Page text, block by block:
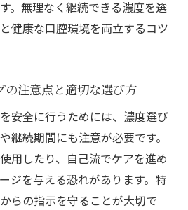
。無理なく継続できる濃度を選
健康な口腔環境を両立するコツ
の注意点と適切な選び方
安全に行うためには、濃度選び
継続期間にも注意が必要です。
用したり、自己流でケアを進め
ジを与える恐れがあります。特
らの指示を守ることが大切で